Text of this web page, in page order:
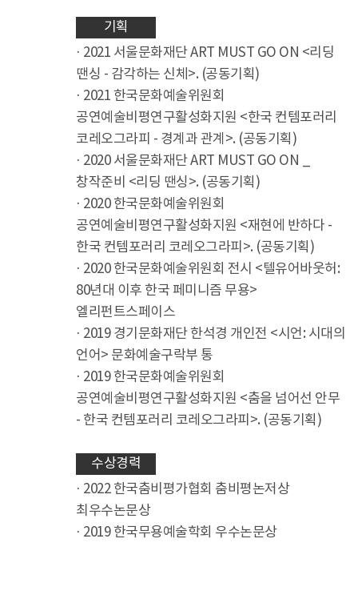
기획
· 2021 서울문화재단 ART MUST GO ON <리딩
땐싱 - 감각하는 신체>. (공동기획)
· 2021 한국문화예술위원회
공연예술비평연구활성화지원 <한국 컨템포러리
코레오그라피 - 경계과 관계>. (공동기획)
· 2020 서울문화재단 ART MUST GO ON _
창작준비 <리딩 땐싱>. (공동기획)
· 2020 한국문화예술위원회
공연예술비평연구활성화지원 <재현에 반하다 -
한국 컨템포러리 코레오그라피>. (공동기획)
· 2020 한국문화예술위원회 전시 <텔유어바웃허:
80년대 이후 한국 페미니즘 무용>
엘리펀트스페이스
· 2019 경기문화재단 한석경 개인전 <시언: 시대의
언어> 문화예술구락부 통
· 2019 한국문화예술위원회
공연예술비평연구활성화지원 <춤을 넘어선 안무
- 한국 컨템포러리 코레오그라피>. (공동기획)
수상경력
· 2022 한국춤비평가협회 춤비평논저상
최우수논문상
· 2019 한국무용예술학회 우수논문상